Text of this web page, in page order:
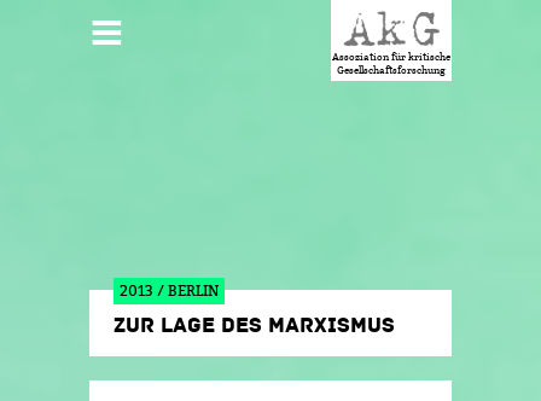
HAUPTMENÜ
Assoziation für kritische
Gesellschaftsforschung
2013 / BERLIN
ZUR LAGE DES MARXISMUS